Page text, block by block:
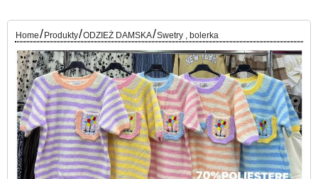
Home/ Produkty/ODZIEŻ DAMSKA/Swetry , bolerka